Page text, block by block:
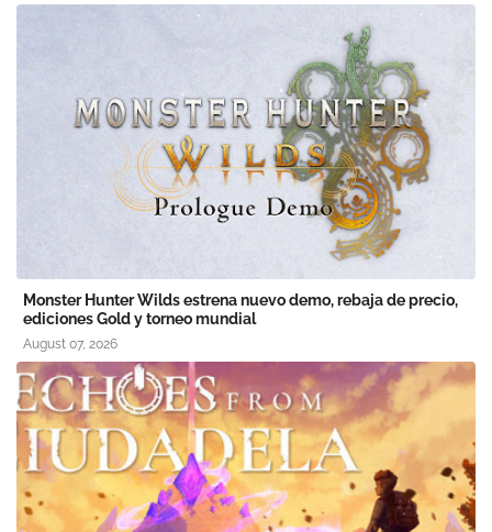
Monster Hunter Wilds estrena nuevo demo, rebaja de precio,
ediciones Gold y torneo mundial
August 07, 2026